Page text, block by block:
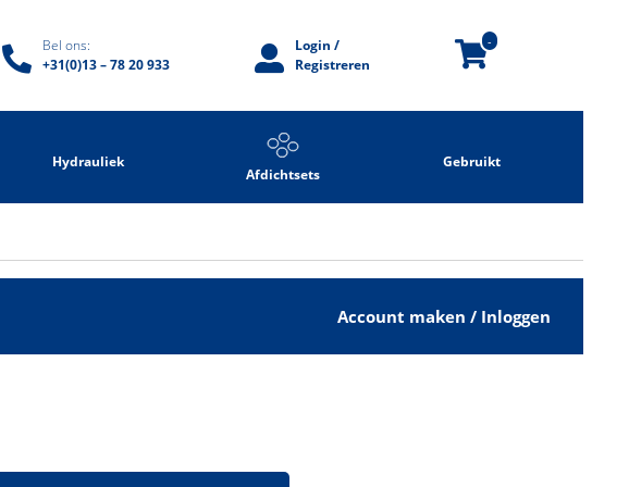
Bel ons:
+31(0)13 – 78 20 933
Login /
Registreren
-
Hydrauliek
Afdichtsets
Gebruikt
Account maken / Inloggen